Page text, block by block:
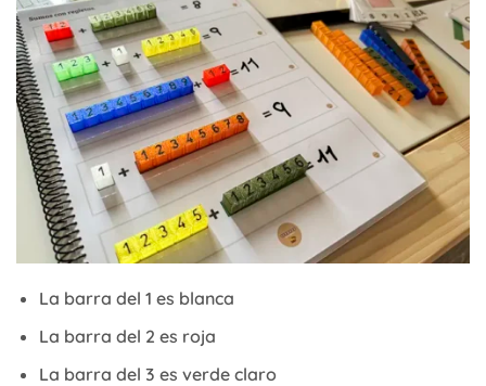
La barra del 1 es blanca
La barra del 2 es roja
La barra del 3 es verde claro